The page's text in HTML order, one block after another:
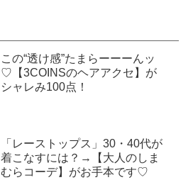
この“透け感”たまらーーーんッ
♡【3COINSのヘアアクセ】が
シャレみ100点！
「レーストップス」30・40代が
着こなすには？→【大人のしま
むらコーデ】がお手本です♡